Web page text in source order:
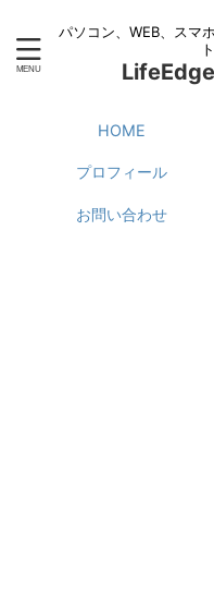
パソコン、WEB、スマ
HOME
プロフィール
お問い合わせ